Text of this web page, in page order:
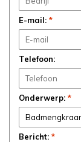
E-mail: *
Telefoon:
Onderwerp: *
Bericht: *